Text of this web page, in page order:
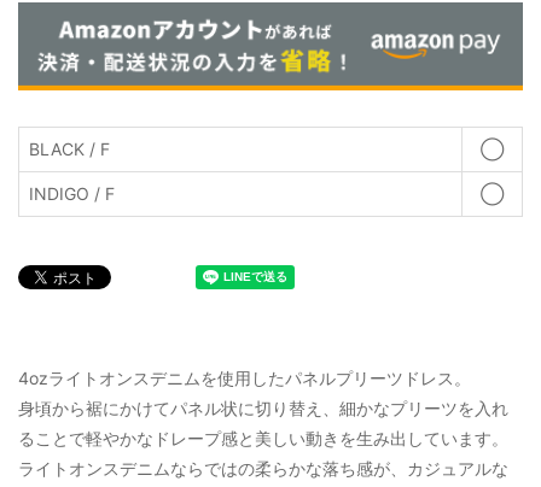
BLACK / F ◯
INDIGO / F ◯
4ozライトオンスデニムを使用したパネルプリーツドレス。
身頃から裾にかけてパネル状に切り替え、細かなプリーツを入れ
ることで軽やかなドレープ感と美しい動きを生み出しています。
ライトオンスデニムならではの柔らかな落ち感が、カジュアルな